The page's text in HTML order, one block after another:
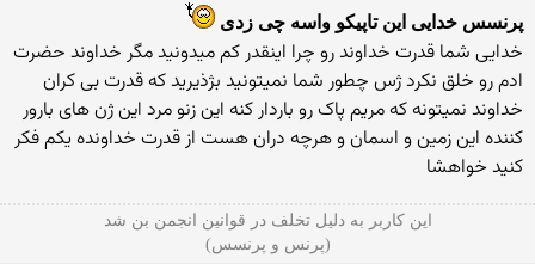
پرنسس خدایی این تاپیکو واسه چی زدی
خدایی شما قدرت خداوند رو چرا اینقدر کم میدونید مگر خداوند حضرت
ادم رو خلق نکرد ژس چطور شما نمیتونید بژذیرید که قدرت بی کران
خداوند نمیتونه که مریم پاک رو باردار کنه این زنو مرد این ژن های بارور
کننده این زمین و اسمان و هرچه دران هست از قدرت خداونده یکم فکر
کنید خواهشا
این کاربر به دلیل تخلف در قوانین انجمن بن شد
(پرنس و پرنسس)